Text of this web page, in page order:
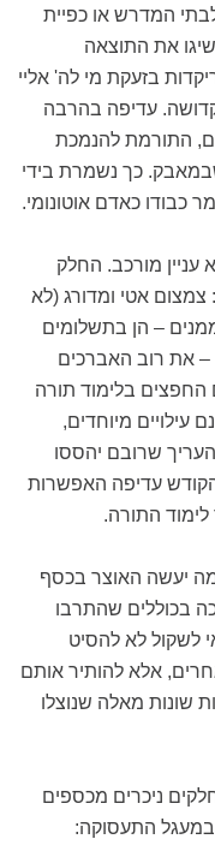
המדרש או כפיית
את התוצאה
בזעקת מי לה' אליי
עדיפה בהרבה
התורמת להנמכת
כך נשמרת בידי
כבודו כאדם אוטונומי.
מורכב. החלק
אטי ומדורג (לא
– הן בתשלומים
– את רוב האברכים
החפצים בלימוד תורה
עילויים מיוחדים,
שרובם יהססו
עדיפה האפשרות
התורה.
יעשה האוצר בכסף
בכוללים שהתרבו
לשקול לא להסיט
אלא להותיר אותם
שונות מאלה שנוצלו
ניכרים מכספים
התעסוקה: